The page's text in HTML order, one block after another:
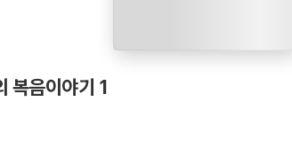
복음이야기 1